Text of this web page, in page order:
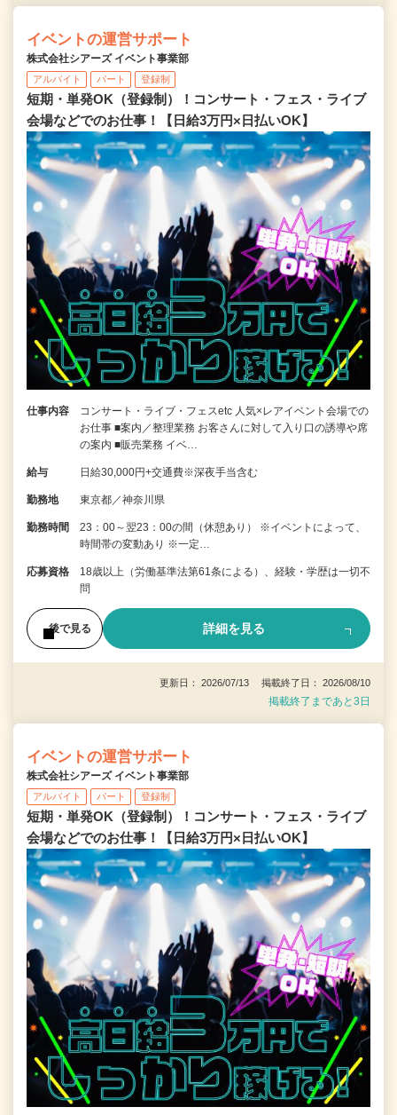
イベントの運営サポート
株式会社シアーズ イベント事業部
アルバイト パート 登録制
短期・単発OK（登録制）！コンサート・フェス・ライブ
会場などでのお仕事！【日給3万円×日払いOK】
仕事内容
コンサート・ライブ・フェスetc 人気×レアイベント会場での
お仕事 ■案内／整理業務 お客さんに対して入り口の誘導や席
の案内 ■販売業務 イベ…
給与 日給30,000円+交通費※深夜手当含む
勤務地 東京都／神奈川県
勤務時間
23：00～翌23：00の間（休憩あり） ※イベントによって、
時間帯の変動あり ※一定…
応募資格
18歳以上（労働基準法第61条による）、経験・学歴は一切不
問
後で見る 詳細を見る
更新日： 2026/07/13 掲載終了日： 2026/08/10
掲載終了まであと3日
イベントの運営サポート
株式会社シアーズ イベント事業部
アルバイト パート 登録制
短期・単発OK（登録制）！コンサート・フェス・ライブ
会場などでのお仕事！【日給3万円×日払いOK】